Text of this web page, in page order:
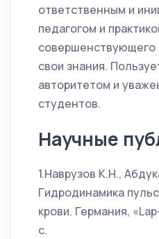
ответственным и
педагогом и
свои знания.
авторитетом и
студентов.
Научные
1.Наврузов К.Н.,
Гидродинамика
крови. Германия,
с.